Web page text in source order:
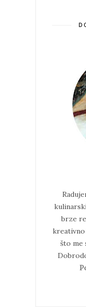
brze
kreativno
što me